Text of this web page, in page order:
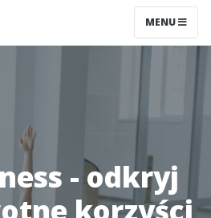
MENU
- odkryj
korzyści